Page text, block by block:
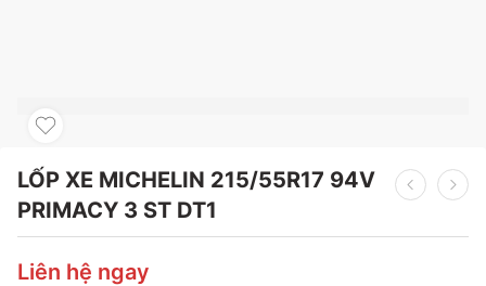
LỐP XE MICHELIN 215/55R17 94V
PRIMACY 3 ST DT1
Liên hệ ngay